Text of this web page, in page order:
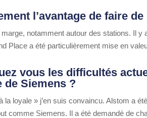
l’avantage de faire
notamment autour des stations. Il
Place a été particulièrement mise en
vous les difficultés
de Siemens ?
la loyale » j’en suis convaincu. Alstom a
comme Siemens. Il a été demandé de